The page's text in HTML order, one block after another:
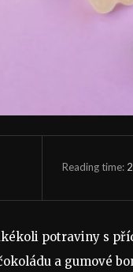
Reading time: 2
potraviny s
a gumové